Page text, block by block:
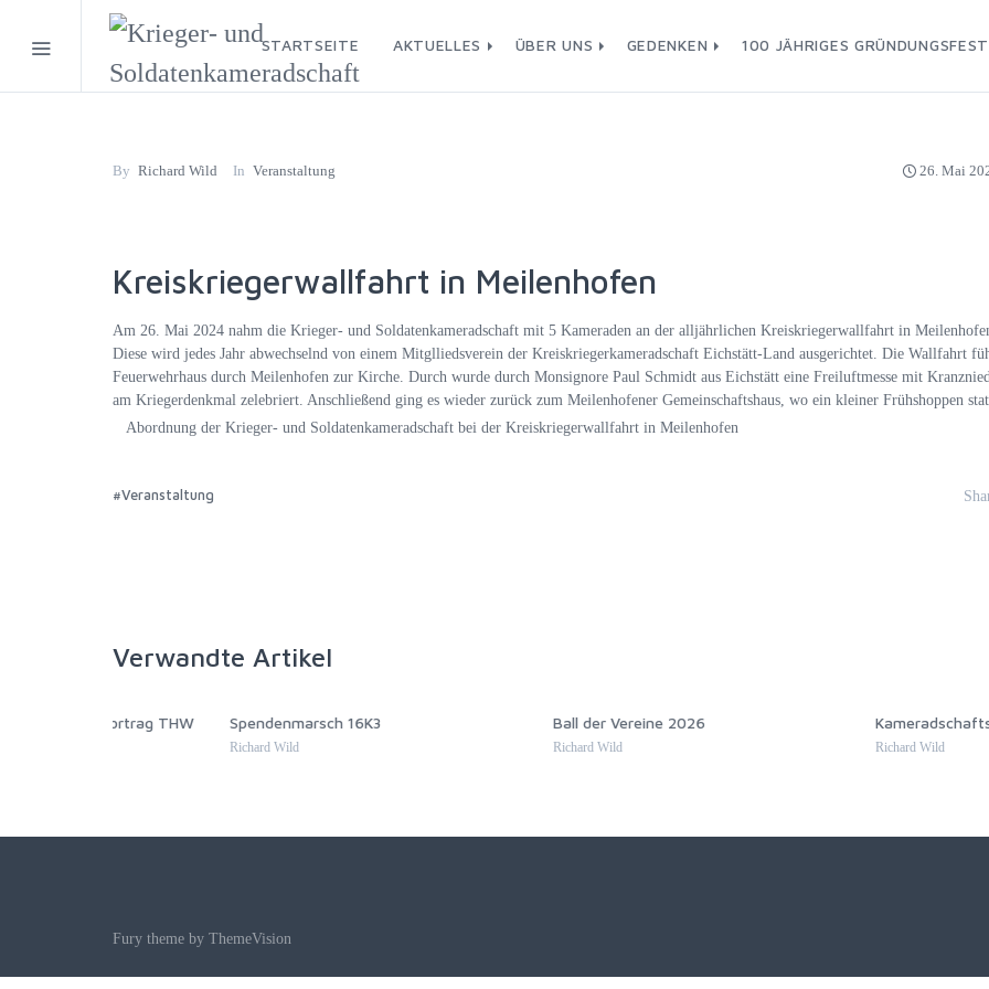
STARTSEITE AKTUELLES ÜBER UNS GEDENKEN 100 JÄHRIGES GRÜNDUNGSFEST
By Richard Wild In Veranstaltung 26. Mai
Kreiskriegerwallfahrt in Meilenhofen
Am 26. Mai 2024 nahm die Krieger- und Soldatenkameradschaft mit 5 Kameraden an der alljährlichen Kreiskriegerwallfahrt in
Diese wird jedes Jahr abwechselnd von einem Mitglliedsverein der Kreiskriegerkameradschaft Eichstätt-Land ausgerichtet. Die Wallfahrt
Feuerwehrhaus durch Meilenhofen zur Kirche. Durch wurde durch Monsignore Paul Schmidt aus Eichstätt eine Freiluftmesse mit
am Kriegerdenkmal zelebriert. Anschließend ging es wieder zurück zum Meilenhofener Gemeinschaftshaus, wo ein kleiner Frühshoppen
Abordnung der Krieger- und Soldatenkameradschaft bei der Kreiskriegerwallfahrt in Meilenhofen
#Veranstaltung
Verwandte Artikel
Spendenmarsch 16K3 Ball der Vereine 2026 Kameradschaftsabend mit
Fury theme by ThemeVision